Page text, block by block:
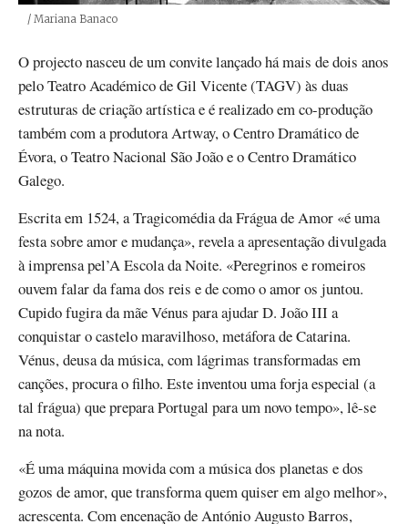
Créditos
/ Mariana Banaco
O projecto nasceu de um convite lançado há mais de dois anos
pelo Teatro Académico de Gil Vicente (TAGV) às duas
estruturas de criação artística e é realizado em co-produção
também com a produtora Artway, o Centro Dramático de
Évora, o Teatro Nacional São João e o Centro Dramático
Galego.
Escrita em 1524, a Tragicomédia da Frágua de Amor «é uma
festa sobre amor e mudança», revela a apresentação divulgada
à imprensa pel’A Escola da Noite. «Peregrinos e romeiros
ouvem falar da fama dos reis e de como o amor os juntou.
Cupido fugira da mãe Vénus para ajudar D. João III a
conquistar o castelo maravilhoso, metáfora de Catarina.
Vénus, deusa da música, com lágrimas transformadas em
canções, procura o filho. Este inventou uma forja especial (a
tal frágua) que prepara Portugal para um novo tempo», lê-se
na nota.
«É uma máquina movida com a música dos planetas e dos
gozos de amor, que transforma quem quiser em algo melhor»,
acrescenta. Com encenação de António Augusto Barros,